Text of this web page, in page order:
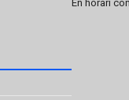
En horari